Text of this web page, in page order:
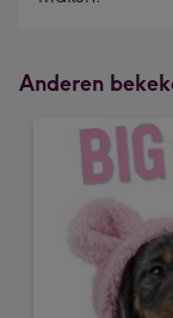
Anderen